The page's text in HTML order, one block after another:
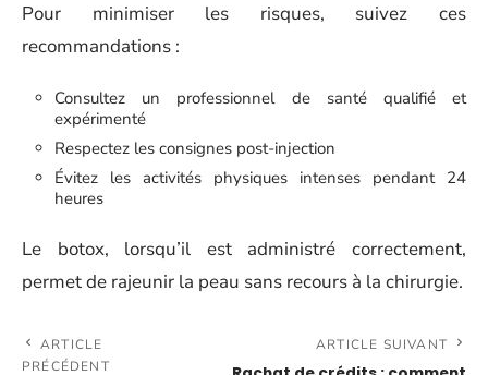
Pour minimiser les risques, suivez ces
recommandations :
Consultez un professionnel de santé qualifié et
expérimenté
Respectez les consignes post-injection
Évitez les activités physiques intenses pendant 24
heures
Le botox, lorsqu’il est administré correctement,
permet de rajeunir la peau sans recours à la chirurgie.
ARTICLE
PRÉCÉDENT
ARTICLE SUIVANT